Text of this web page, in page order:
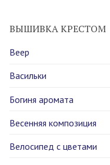
ВЫШИВКА КРЕСТОМ
Веер
Васильки
Богиня аромата
Весенняя композиция
Велосипед с цветами